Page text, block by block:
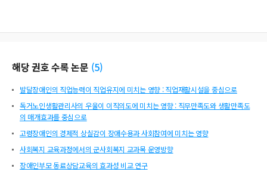
해당 권호 수록 논문 (5)
발달장애인의 직업능력이 직업유지에 미치는 영향 : 직업재활시설을 중심으로
독거노인생활관리사의 우울이 이직의도에 미치는 영향 : 직무만족도와 생활만족도
의 매개효과를 중심으로
고령장애인의 경제적 상실감이 장애수용과 사회참여에 미치는 영향
사회복지 교육과정에서의 군사회복지 교과목 운영방향
장애인부모 동료상담교육의 효과성 비교 연구